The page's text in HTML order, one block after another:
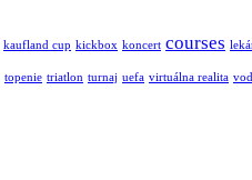
kaufland cup kickbox koncert courses
topenie triatlon turnaj uefa virtuálna realita